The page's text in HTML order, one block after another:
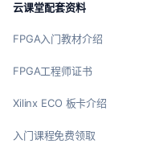
云课堂配套资料
FPGA入门教材介绍
FPGA工程师证书
Xilinx ECO 板卡介绍
入门课程免费领取